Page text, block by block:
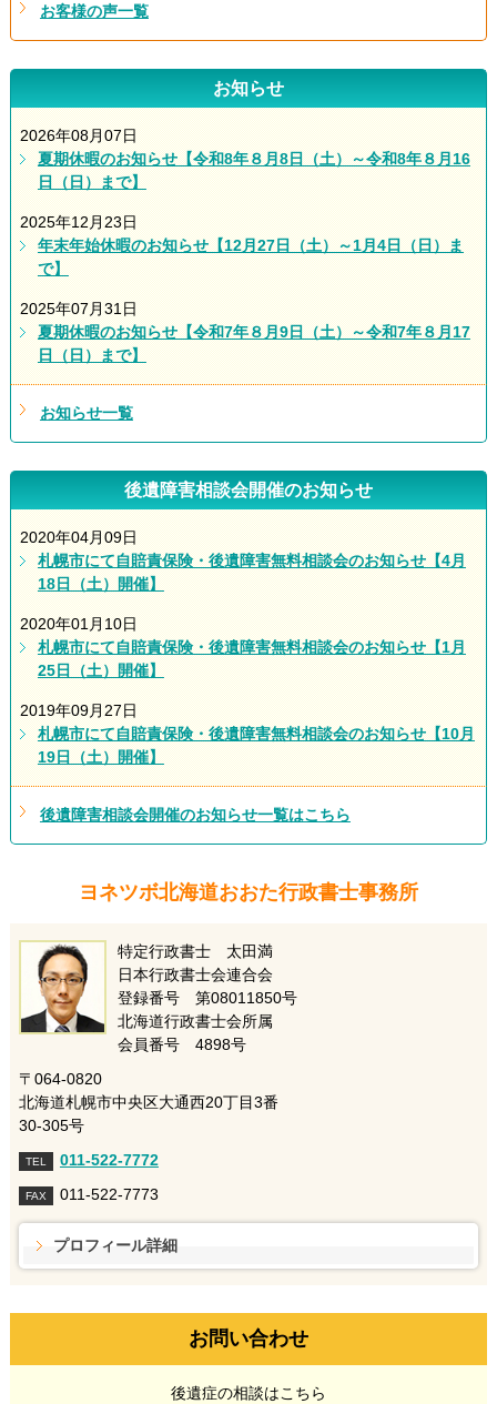
お客様の声一覧
お知らせ
2026年08月07日
夏期休暇のお知らせ【令和8年８月8日（土）～令和8年８月16
日（日）まで】
2025年12月23日
年末年始休暇のお知らせ【12月27日（土）～1月4日（日）ま
で】
2025年07月31日
夏期休暇のお知らせ【令和7年８月9日（土）～令和7年８月17
日（日）まで】
お知らせ一覧
後遺障害相談会開催のお知らせ
2020年04月09日
札幌市にて自賠責保険・後遺障害無料相談会のお知らせ【4月
18日（土）開催】
2020年01月10日
札幌市にて自賠責保険・後遺障害無料相談会のお知らせ【1月
25日（土）開催】
2019年09月27日
札幌市にて自賠責保険・後遺障害無料相談会のお知らせ【10月
19日（土）開催】
後遺障害相談会開催のお知らせ一覧はこちら
ヨネツボ北海道おおた行政書士事務所
特定行政書士 太田満
日本行政書士会連合会
登録番号 第08011850号
北海道行政書士会所属
会員番号 4898号
〒064-0820
北海道札幌市中央区大通西20丁目3番
30-305号
TEL 011-522-7772
FAX 011-522-7773
プロフィール詳細
お問い合わせ
後遺症の相談はこちら